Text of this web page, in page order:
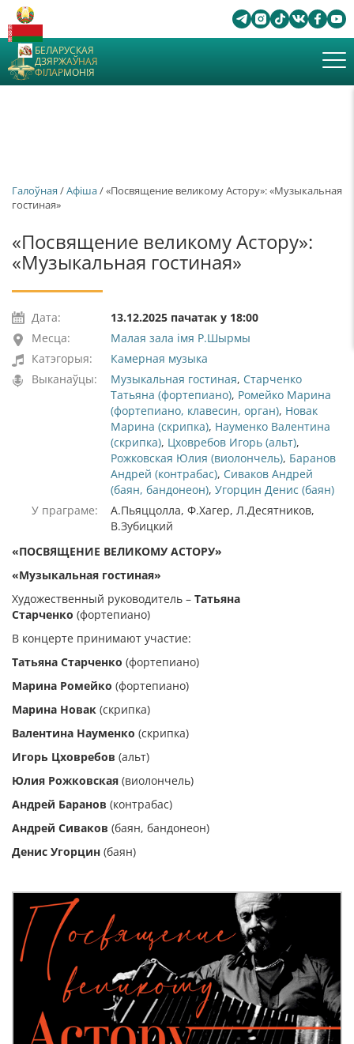
БЕЛАРУСКАЯ
ДЗЯРЖАЎНАЯ
ФІЛАРМОНІЯ
Галоўная /Афiша/ «Посвящение великому Астору»: «Музыкальная
гостиная»
«Посвящение великому Астору»:
«Музыкальная гостиная»
Дата:
13.12.2025 пачатак у 18:00
Месца:
Малая зала імя Р.Шырмы
Катэгорыя:
Камерная музыка
Выканаўцы:
Музыкальная гостиная, Старченко
Татьяна (фортепиано), Ромейко Марина
(фортепиано, клавесин, орган), Новак
Марина (скрипка), Науменко Валентина
(скрипка), Цховребов Игорь (альт),
Рожковская Юлия (виолончель), Баранов
Андрей (контрабас), Сиваков Андрей
(баян, бандонеон), Угорцин Денис (баян)
У праграме:
А.Пьяццолла, Ф.Хагер, Л.Десятников,
В.Зубицкий
«ПОСВЯЩЕНИЕ ВЕЛИКОМУ АСТОРУ»
«Музыкальная гостиная»
Художественный руководитель – Татьяна
Старченко (фортепиано)
В концерте принимают участие:
Татьяна Старченко (фортепиано)
Марина Ромейко (фортепиано)
Марина Новак (скрипка)
Валентина Науменко (скрипка)
Игорь Цховребов (альт)
Юлия Рожковская (виолончель)
Андрей Баранов (контрабас)
Андрей Сиваков (баян, бандонеон)
Денис Угорцин (баян)